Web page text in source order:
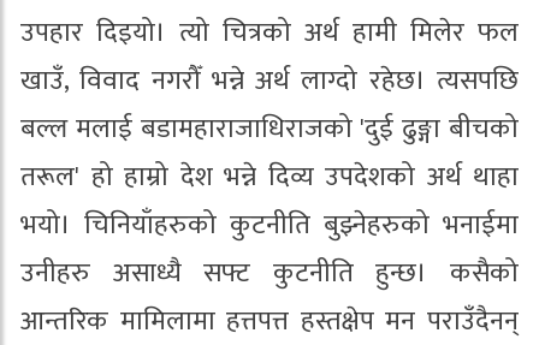
उपहार दिइयो। त्यो चित्रको अर्थ हामी मिलेर फल
खाउँ, विवाद नगरौँ भन्ने अर्थ लाग्दो रहेछ। त्यसपछि
बल्ल मलाई बडामहाराजाधिराजको 'दुई ढुङ्गा बीचको
तरूल' हो हाम्रो देश भन्ने दिव्य उपदेशको अर्थ थाहा
भयो। चिनियाँहरुको कुटनीति बुझ्नेहरुको भनाईमा
उनीहरु असाध्यै सफ्ट कुटनीति हुन्छ। कसैको
आन्तरिक मामिलामा हत्तपत्त हस्तक्षेप मन पराउँदैनन्